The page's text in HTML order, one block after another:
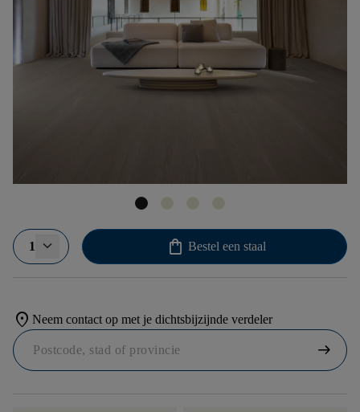
1 shopping_bag Bestel een staal
location_on Neem contact op met je dichtsbijzijnde verdeler
arrow_right_alt